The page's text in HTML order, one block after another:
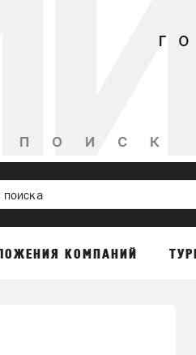
КОМПАНИЙ